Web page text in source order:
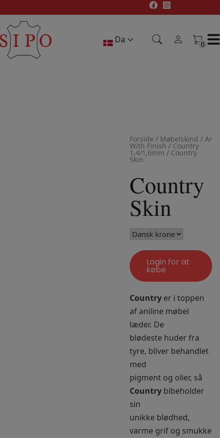
til
indholdet
Da
0
0
Forside / Møbelskind /
With Finish / Country
1,4/1,6mm / Country
Skin
Country
Skin
Login for at
købe
Country er i toppen
af aniline møbel
læder. De
blødeste huder fra
tyre, bliver behandlet
med
pigment og olier, så
Country bibeholder
sin
unikke blødhed,
varme grif og smukke